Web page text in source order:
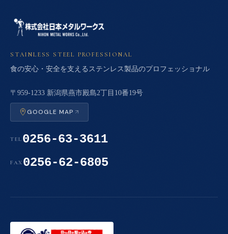
STAINLESS STEEL PROFESSIONAL
食の安心・安全を支えるステンレス製品のプロフェッショナル
〒959-1233 新潟県燕市殿島2丁目10番19号
GOOGLE MAP
TEL 0256-63-3611
FAX 0256-62-6805